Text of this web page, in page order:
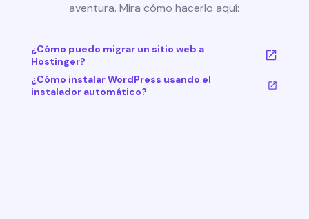
aventura. Mira cómo hacerlo aquí:
¿Cómo puedo migrar un sitio web a
Hostinger?
¿Cómo instalar WordPress usando el
instalador automático?